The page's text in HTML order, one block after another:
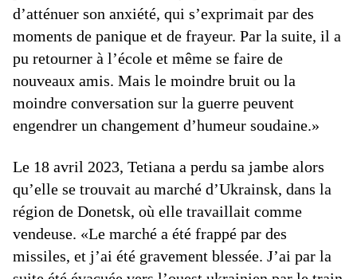
d’atténuer son anxiété, qui s’exprimait par des
moments de panique et de frayeur. Par la suite, il a
pu retourner à l’école et même se faire de
nouveaux amis. Mais le moindre bruit ou la
moindre conversation sur la guerre peuvent
engendrer un changement d’humeur soudaine.»
Le 18 avril 2023, Tetiana a perdu sa jambe alors
qu’elle se trouvait au marché d’Ukrainsk, dans la
région de Donetsk, où elle travaillait comme
vendeuse. «Le marché a été frappé par des
missiles, et j’ai été gravement blessée. J’ai par la